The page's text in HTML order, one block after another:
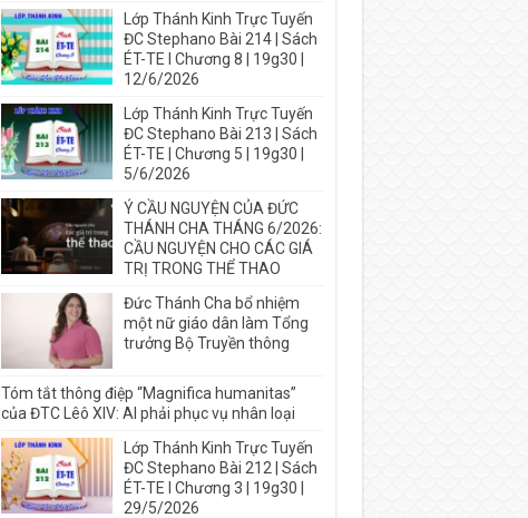
Lớp Thánh Kinh Trực Tuyến
ĐC Stephano Bài 214 | Sách
ÉT-TE I Chương 8 | 19g30 |
12/6/2026
Lớp Thánh Kinh Trực Tuyến
ĐC Stephano Bài 213 | Sách
ÉT-TE | Chương 5 | 19g30 |
5/6/2026
Ý CẦU NGUYỆN CỦA ĐỨC
THÁNH CHA THÁNG 6/2026:
CẦU NGUYỆN CHO CÁC GIÁ
TRỊ TRONG THỂ THAO
Đức Thánh Cha bổ nhiệm
một nữ giáo dân làm Tổng
trưởng Bộ Truyền thông
Tóm tắt thông điệp “Magnifica humanitas”
của ĐTC Lêô XIV: AI phải phục vụ nhân loại
Lớp Thánh Kinh Trực Tuyến
ĐC Stephano Bài 212 | Sách
ÉT-TE I Chương 3 | 19g30 |
29/5/2026